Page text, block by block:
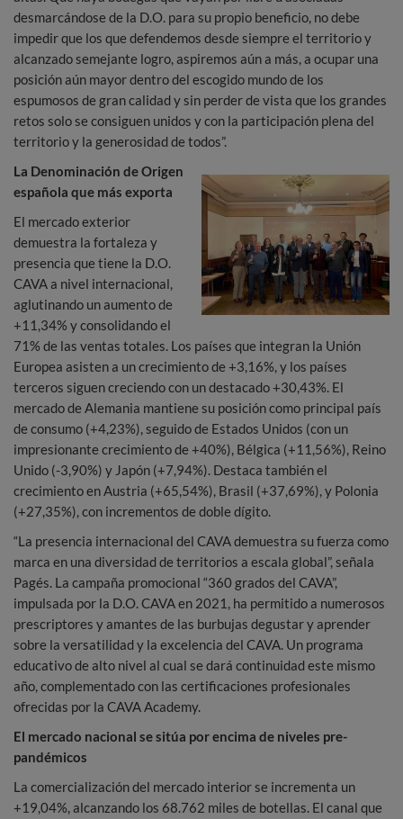
desmarcándose de la D.O. para su propio beneficio, no debe
impedir que los que defendemos desde siempre el territorio y
alcanzado semejante logro, aspiremos aún a más, a ocupar una
posición aún mayor dentro del escogido mundo de los
espumosos de gran calidad y sin perder de vista que los grandes
retos solo se consiguen unidos y con la participación plena del
territorio y la generosidad de todos”.
La Denominación de Origen
española que más exporta
El mercado exterior
demuestra la fortaleza y
presencia que tiene la D.O.
CAVA a nivel internacional,
aglutinando un aumento de
+11,34% y consolidando el
71% de las ventas totales. Los países que integran la Unión
Europea asisten a un crecimiento de +3,16%, y los países
terceros siguen creciendo con un destacado +30,43%. El
mercado de Alemania mantiene su posición como principal país
de consumo (+4,23%), seguido de Estados Unidos (con un
impresionante crecimiento de +40%), Bélgica (+11,56%), Reino
Unido (-3,90%) y Japón (+7,94%). Destaca también el
crecimiento en Austria (+65,54%), Brasil (+37,69%), y Polonia
(+27,35%), con incrementos de doble dígito.
“La presencia internacional del CAVA demuestra su fuerza como
marca en una diversidad de territorios a escala global”, señala
Pagés. La campaña promocional “360 grados del CAVA”,
impulsada por la D.O. CAVA en 2021, ha permitido a numerosos
prescriptores y amantes de las burbujas degustar y aprender
sobre la versatilidad y la excelencia del CAVA. Un programa
educativo de alto nivel al cual se dará continuidad este mismo
año, complementado con las certificaciones profesionales
ofrecidas por la CAVA Academy.
El mercado nacional se sitúa por encima de niveles pre-
pandémicos
La comercialización del mercado interior se incrementa un
+19,04%, alcanzando los 68.762 miles de botellas. El canal que